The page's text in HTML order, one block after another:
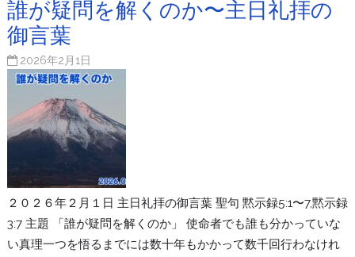
誰が疑問を解くのか〜主日礼拝の
御言葉
2026年2月1日
２０２６年２月１日 主日礼拝の御言葉 聖句 黙示録5:1〜7,黙示録
3:7 主題 「誰が疑問を解くのか」 使命者でも誰も分かっていな
い真理一つを悟るまでには数十年もかかって数千回行わなけれ